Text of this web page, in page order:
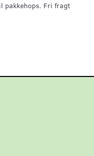
pakkehops. Fri fragt